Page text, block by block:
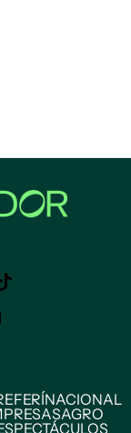
NACIONAL
AGRO